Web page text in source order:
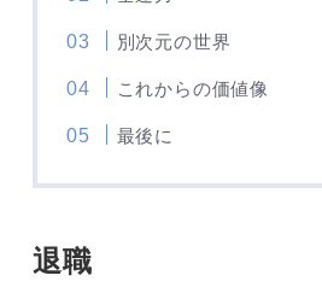
別次元の世界
これからの価値像
最後に
退職